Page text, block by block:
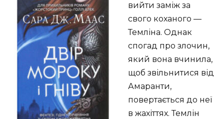
вийти заміж за
свого коханого —
Темліна. Однак
спогад про злочин,
який вона вчинила,
щоб звільнитися від
Амаранти,
повертається до неї
в жахіттях. Темлін